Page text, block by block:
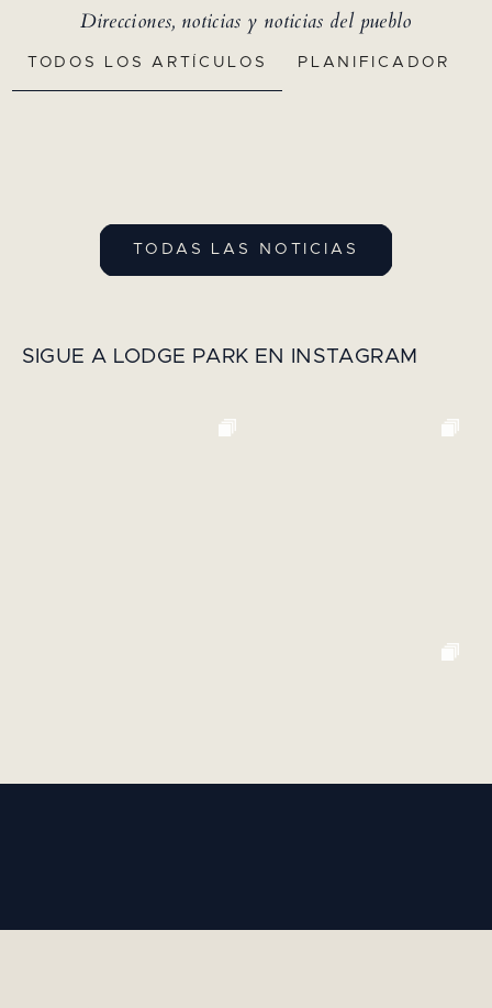
Direcciones, noticias y noticias del pueblo
TODOS LOS ARTÍCULOS PLANIFICADOR
TODAS LAS NOTICIAS
SIGUE A LODGE PARK EN INSTAGRAM